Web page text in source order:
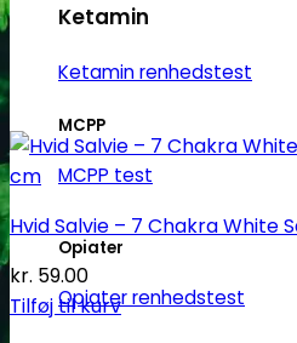
Ketamin
Ketamin renhedstest
MCPP
MCPP test
Opiater
Opiater renhedstest
Hvid Salvie – 7 Chakra White
kr. 59.00
Tilføj til kurv